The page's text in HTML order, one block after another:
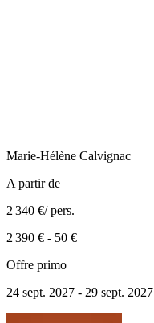
Marie-Hélène Calvignac
A partir de
2 340 €/ pers.
2 390 € - 50 €
Offre primo
24 sept. 2027 - 29 sept. 2027